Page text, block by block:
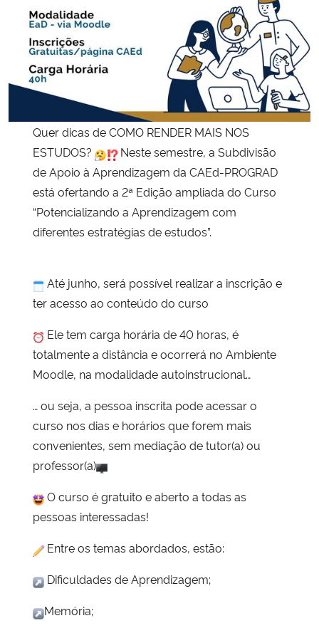
Secretaria-Geral
Secretaria de Governo
Gabinete de Segurança Institucional
Advocacia-Geral da União
Banco Central do Brasil
Quer dicas de COMO RENDER MAIS NOS
ESTUDOS?
Neste semestre, a Subdivisão
de Apoio à Aprendizagem da CAEd-PROGRAD
está ofertando a 2ª Edição ampliada do Curso
“Potencializando a Aprendizagem com
diferentes estratégias de estudos”.
Até junho, será possível realizar a inscrição e
ter acesso ao conteúdo do curso
Ele tem carga horária de 40 horas, é
totalmente a distância e ocorrerá no Ambiente
Moodle, na modalidade autoinstrucional…
…ou seja, a pessoa inscrita pode acessar o
curso nos dias e horários que forem mais
convenientes, sem mediação de tutor(a) ou
professor(a)
O curso é gratuito e aberto a todas as
pessoas interessadas!
Entre os temas abordados, estão:
Dificuldades de Aprendizagem;
Memória;